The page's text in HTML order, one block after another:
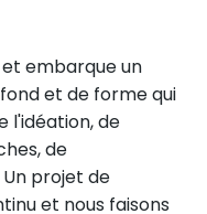
embarque un
et de forme qui
l'idéation, de
de
projet de
et nous faisons